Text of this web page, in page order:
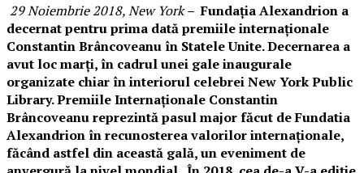
29 Noiembrie 2018, New York – Fundația Alexandrion a
decernat pentru prima dată premiile internaționale
Constantin Brâncoveanu în Statele Unite. Decernarea a
avut loc marți, în cadrul unei gale inaugurale
organizate chiar în interiorul celebrei New York Public
Library.Premiile Internaționale Constantin
Brâncoveanu reprezintă pasul major făcut de Fundatia
Alexandrion în recunosterea valorilor internaționale,
făcând astfel din această gală, un eveniment de